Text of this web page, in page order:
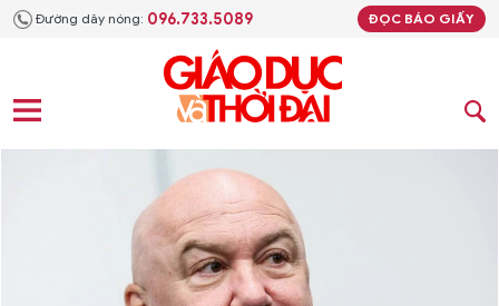
Đường dây nóng: 096.733.5089 ĐỌC BÁO GIẤY